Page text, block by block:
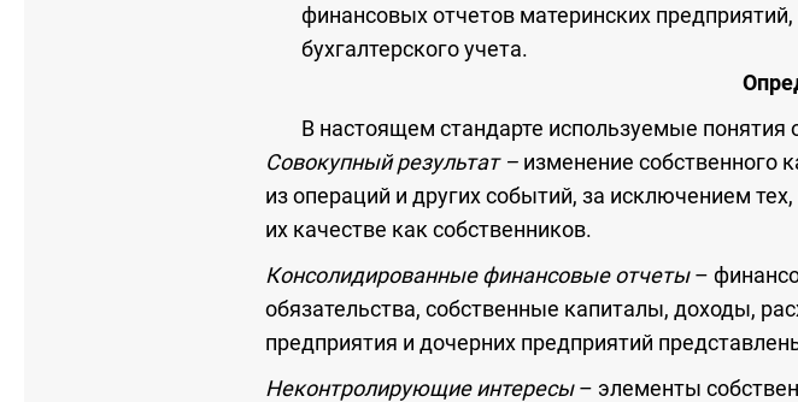
финансовых отчетов материнских
бухгалтерского учета.
В настоящем стандарте используемые понятия
Совокупный результат – изменение собственного
из операций и других событий, за исключением
их качестве как собственников.
Консолидированные финансовые отчеты–
обязательства, собственные капиталы, доходы,
предприятия и дочерних предприятий
Неконтролирующие интересы– элементы